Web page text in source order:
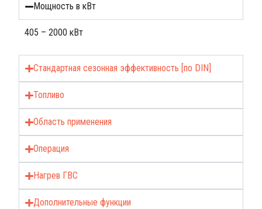
Мощность в кВт
405 – 2000 кВт
Стандартная сезонная эффективность [по DIN]
Топливо
Область применения
Операция
Нагрев ГВС
Дополнительные функции